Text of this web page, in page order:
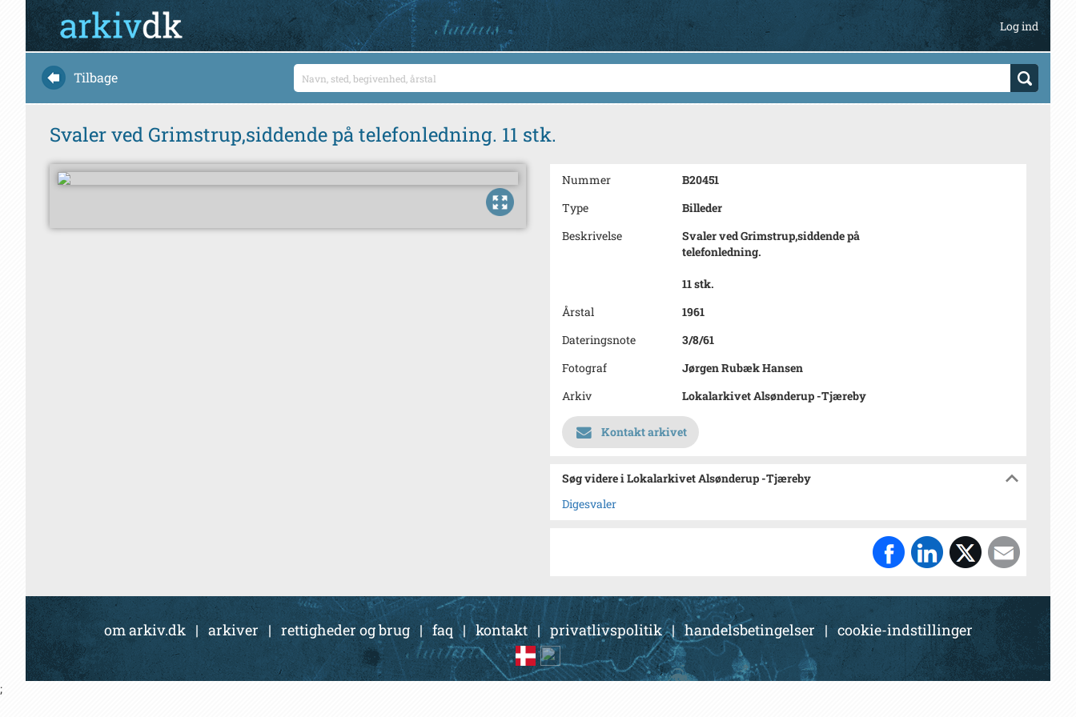
Log ind
Tilbage
Svaler ved Grimstrup,siddende på telefonledning. 11 stk.
Nummer
B20451
Type
Billeder
Beskrivelse
Svaler ved Grimstrup,siddende på
telefonledning.
11 stk.
Årstal
1961
Dateringsnote
3/8/61
Fotograf
Jørgen Rubæk Hansen
Arkiv
Lokalarkivet Alsønderup -Tjæreby
Kontakt arkivet
Søg videre i Lokalarkivet Alsønderup -Tjæreby
Digesvaler
om arkiv.dk | arkiver| rettigheder og brug|faq |kontakt| privatlivspolitik|handelsbetingelser | cookie-indstillinger
;